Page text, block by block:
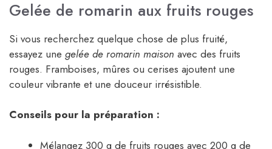
Gelée de romarin aux fruits rouges
Si vous recherchez quelque chose de plus fruité,
essayez une gelée de romarin maison avec des fruits
rouges. Framboises, mûres ou cerises ajoutent une
couleur vibrante et une douceur irrésistible.
Conseils pour la préparation :
Mélangez 300 g de fruits rouges avec 200 g de